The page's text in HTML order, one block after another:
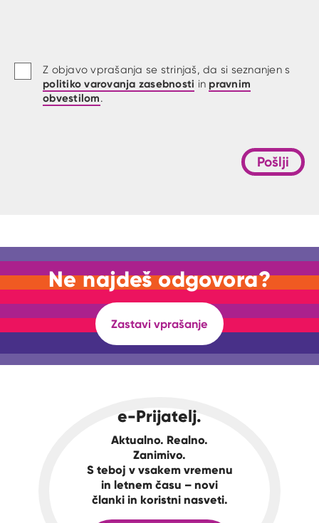
Z objavo vprašanja se strinjaš, da si seznanjen s
politiko varovanja zasebnosti in pravnim
obvestilom.
Pošlji
Ne najdeš odgovora?
Zastavi vprašanje
e-Prijatelj.
Aktualno. Realno.
Zanimivo.
S teboj v vsakem vremenu
in letnem času – novi
članki in koristni nasveti.